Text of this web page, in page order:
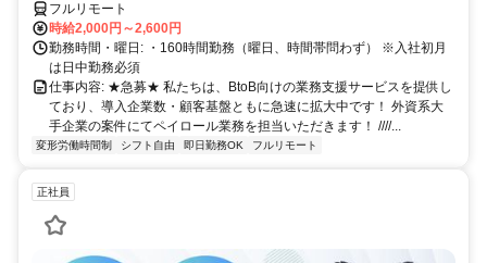
フルリモート
時給2,000円～2,600円
勤務時間・曜日: ・160時間勤務（曜日、時間帯問わず） ※入社初月
は日中勤務必須
仕事内容: ★急募★ 私たちは、BtoB向けの業務支援サービスを提供し
ており、導入企業数・顧客基盤ともに急速に拡大中です！ 外資系大
手企業の案件にてペイロール業務を担当いただきます！ ////...
変形労働時間制 シフト自由 即日勤務OK フルリモート
正社員